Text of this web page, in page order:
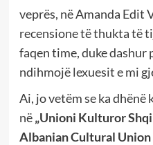
veprës, në Amanda Edit
recensione të thukta të
faqen time, duke dashur
ndihmojë lexuesit e mi
Ai, jo vetëm se ka
në„Unioni Kulturor
Albanian Cultural Union